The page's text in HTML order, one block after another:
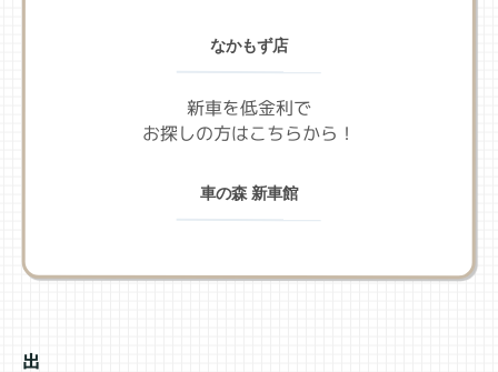
なかもず店
新車を低金利で
お探しの方はこちらから！
車の森 新車館
出